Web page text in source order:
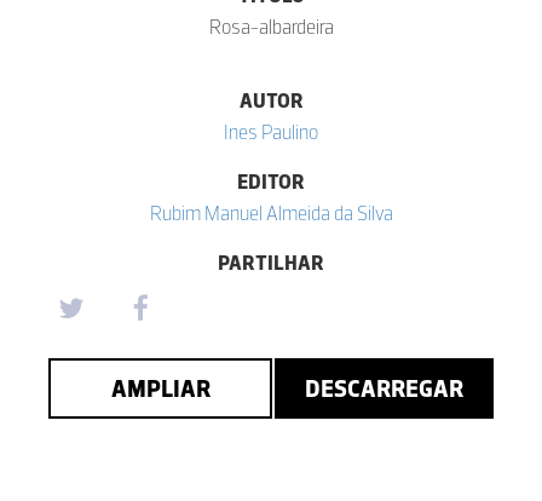
Rosa-albardeira
AUTOR
Ines Paulino
EDITOR
Rubim Manuel Almeida da Silva
PARTILHAR
AMPLIAR DESCARREGAR